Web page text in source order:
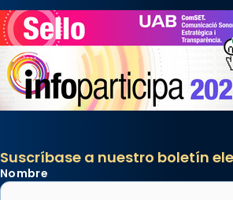
Suscríbase a nuestro boletín
Nombre